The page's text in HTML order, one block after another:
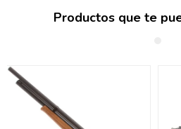
Productos que te